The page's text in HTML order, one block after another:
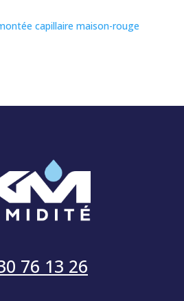
capillaire maison-rouge
76 13 26